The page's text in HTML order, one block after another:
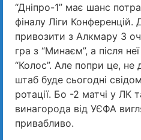
“Дніпро-1” має шанс
фіналу Ліги Конференцій.
привозити з Алкмару 3
гра з “Минаєм”, а після
“Колос”. Але попри це,
штаб буде сьогодні
ротації. Бо -2 матчі у ЛК
винагорода від УЄФА
привабливо.